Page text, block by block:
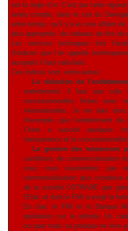
est la règle d’or. C’est par cette
rendu compte, dans le cas du
entre temps, qu’il y’a eu une affaire
plus appropriés, de cadeaux de fins de
Les services techniques font
d’indices que l’on appelle
auxquels il faut satisfaire.
Ces indices sont, entre autres :
-
La réduction de
endettement, il faut que cela
concessionnelles fixées avec
internationales. Je me dois
d’exemple, que l’endettement
Chine a suscité quelques
transparence et la concessionnalité.
-
La gestion des ressources
conditions de commercialisation
vous vous souviendrez que
commercialisation plus complexe
de la société COTRADE que
l’Etat, et dont le FMI a exigé la
En clair, le FMI et la Banque
opérations sur le pétrole. Un
occuper mais sa pratique ne lève